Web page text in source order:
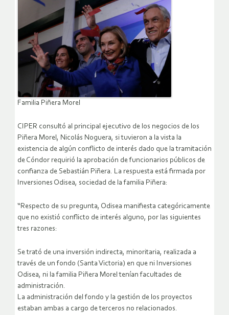
Familia Piñera Morel
CIPER consultó al principal ejecutivo de los negocios de los
Piñera Morel, Nicolás Noguera, si tuvieron a la vista la
existencia de algún conflicto de interés dado que la tramitación
de Cóndor requirió la aprobación de funcionarios públicos de
confianza de Sebastián Piñera. La respuesta está firmada por
Inversiones Odisea, sociedad de la familia Piñera:
“Respecto de su pregunta, Odisea manifiesta categóricamente
que no existió conflicto de interés alguno, por las siguientes
tres razones:
Se trató de una inversión indirecta, minoritaria, realizada a
través de un fondo (Santa Victoria) en que ni Inversiones
Odisea, ni la familia Piñera Morel tenían facultades de
administración.
La administración del fondo y la gestión de los proyectos
estaban ambas a cargo de terceros no relacionados.